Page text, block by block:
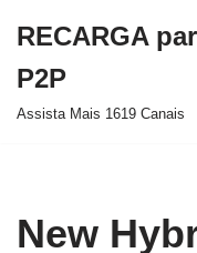
para
o
RECARGA
P2P
Assista Mais 1619 Canais
New